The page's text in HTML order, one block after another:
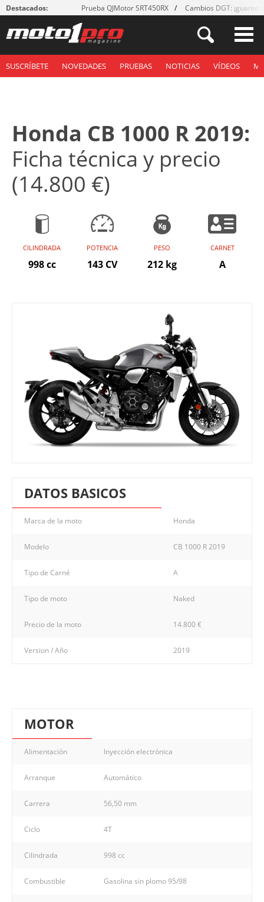
Destacados: Prueba QJMotor SRT450RX Cambios DGT: ¡guantes!
SUSCRÍBETE NOVEDADES PRUEBAS NOTICIAS VÍDEOS
Honda CB 1000 R 2019:
Ficha técnica y precio
(14.800 €)
CILINDRADA
998 cc
POTENCIA
143 CV
PESO
212 kg
CARNET
A
DATOS BASICOS
Marca de la moto Honda
Modelo CB 1000 R 2019
Tipo de Carné A
Tipo de moto Naked
Precio de la moto 14.800 €
Version / Año 2019
MOTOR
Alimentación Inyección electrónica
Arranque Automático
Carrera 56,50 mm
Ciclo 4T
Cilindrada 998 cc
Combustible Gasolina sin plomo 95/98